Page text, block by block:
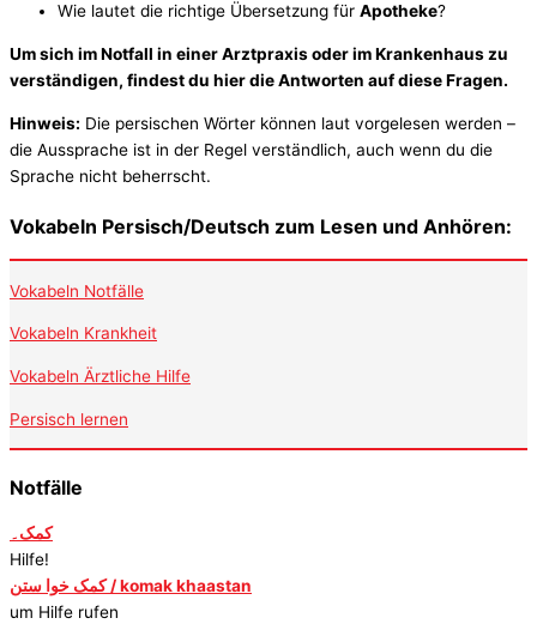
Wie lautet die richtige Übersetzung für Apotheke?
Um sich im Notfall in einer Arztpraxis oder im Krankenhaus zu
verständigen, findest du hier die Antworten auf diese Fragen.
Hinweis: Die persischen Wörter können laut vorgelesen werden –
die Aussprache ist in der Regel verständlich, auch wenn du die
Sprache nicht beherrscht.
Vokabeln Persisch/Deutsch zum Lesen und Anhören:
Vokabeln Notfälle
Vokabeln Krankheit
Vokabeln Ärztliche Hilfe
Persisch lernen
Notfälle
کمک۔
Hilfe!
کمک خوا ستن / komak khaastan
um Hilfe rufen